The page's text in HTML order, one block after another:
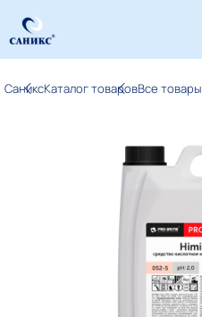
СаниксКаталог товаровВсе товары